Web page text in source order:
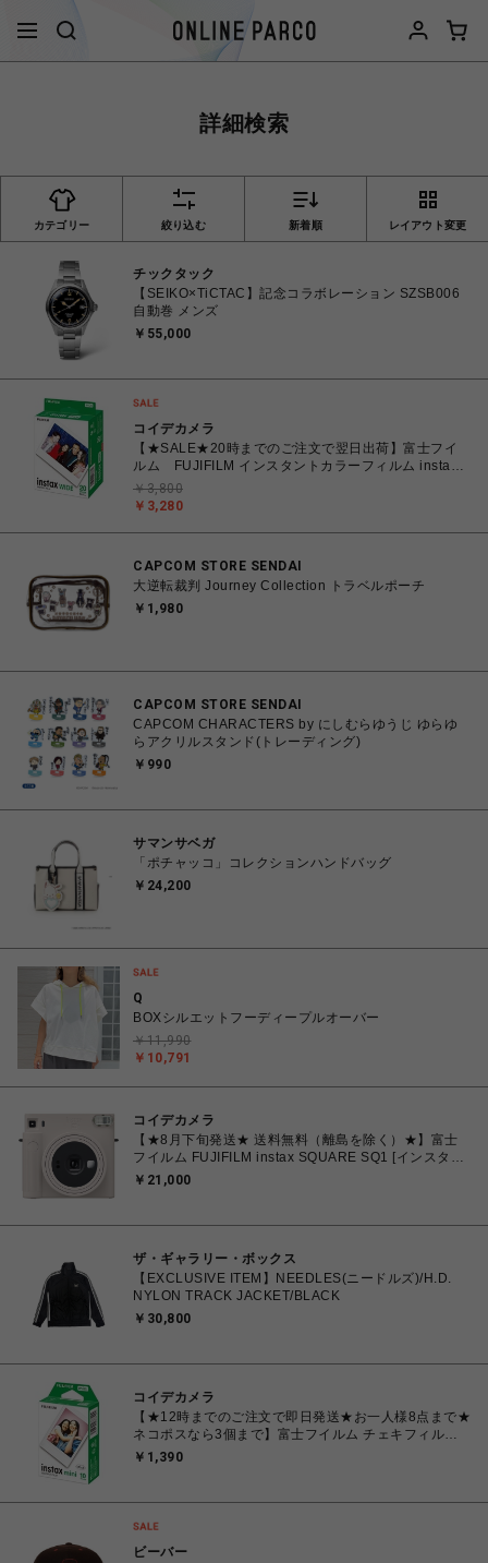
詳細検索
カテゴリー 絞り込む 新着順 レイアウト変更
チックタック
【SEIKO×TiCTAC】記念コラボレーション SZSB006
自動巻 メンズ
￥55,000
コイデカメラ
【★SALE★20時までのご注文で翌日出荷】富士フイ
ルム FUJIFILM インスタントカラーフィルム instax
WIDE ワイド 2パック(10枚入×2) INSTAXWIDEWW2
￥3,280
￥3,800
CAPCOM STORE SENDAI
大逆転裁判 Journey Collection トラベルポーチ
￥1,980
CAPCOM STORE SENDAI
CAPCOM CHARACTERS by にしむらゆうじ ゆらゆ
らアクリルスタンド(トレーディング)
￥990
サマンサベガ
「ポチャッコ」コレクションハンドバッグ
￥24,200
Q
BOXシルエットフーディープルオーバー
￥10,791
￥11,990
コイデカメラ
【★8月下旬発送★ 送料無料（離島を除く）★】富士
フイルム FUJIFILM instax SQUARE SQ1 [インスタン
トカメラ チェキスクエア チョークホワイト
￥21,000
ザ・ギャラリー・ボックス
【EXCLUSIVE ITEM】NEEDLES(ニードルズ)/H.D.
NYLON TRACK JACKET/BLACK
￥30,800
コイデカメラ
【★12時までのご注文で即日発送★お一人様8点まで★
ネコポスなら3個まで】富士フイルム チェキフィル
ム FUJIFILM INSTAX MINI JP1 [ チェキ instax mini
￥1,390
ビーバー